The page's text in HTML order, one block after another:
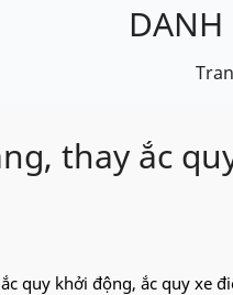
DANH
thay ắc
quy khởi động, ắc quy xe